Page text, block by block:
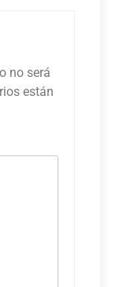
no será
están